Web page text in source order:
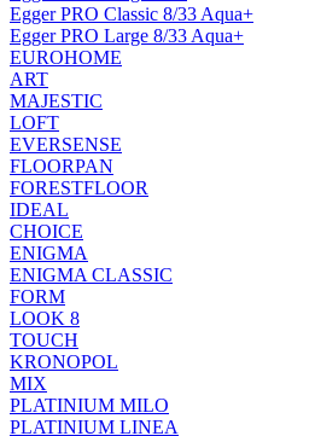
Egger PRO Classic 8/33 Aqua+
Egger PRO Large 8/33 Aqua+
EUROHOME
ART
MAJESTIC
LOFT
EVERSENSE
FLOORPAN
FORESTFLOOR
IDEAL
CHOICE
ENIGMA
ENIGMA CLASSIC
FORM
LOOK 8
TOUCH
KRONOPOL
MIX
PLATINIUM MILO
PLATINIUM LINEA